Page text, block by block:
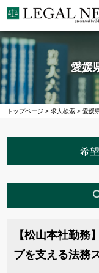
愛媛
トップページ >求人検索 >愛媛
希
職種
企業求人で探す
【松山本社勤務
プを支える法務